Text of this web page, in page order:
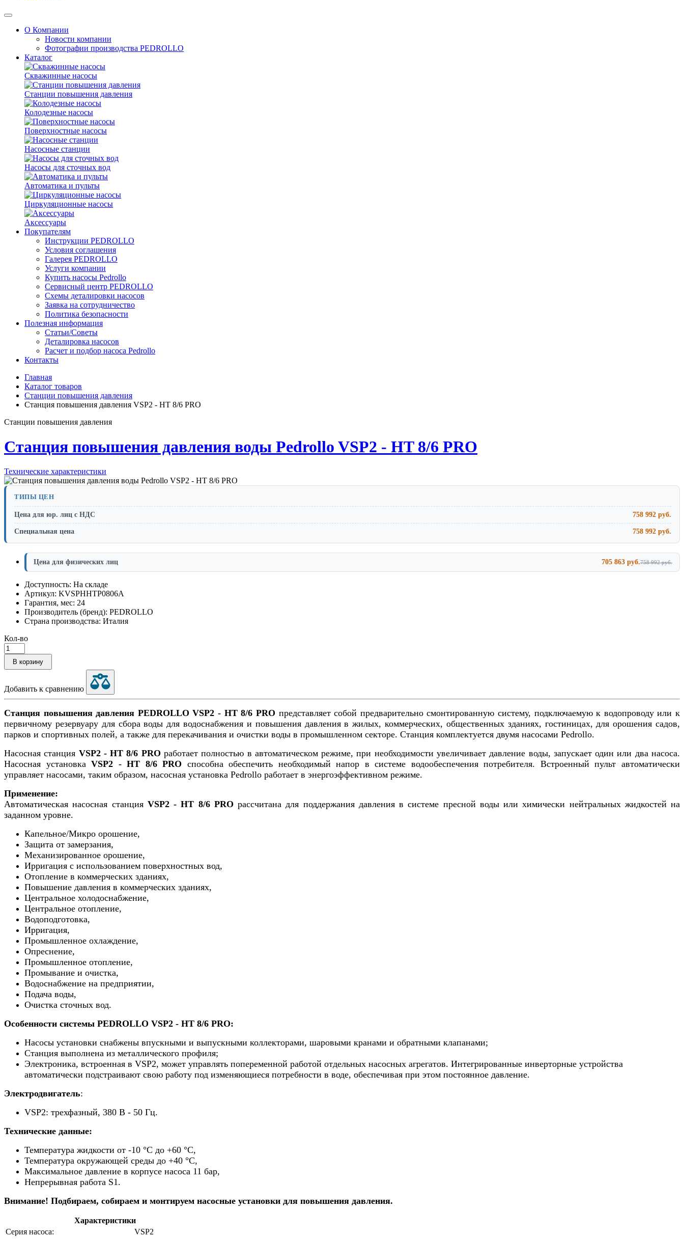
О Компании
Новости компании
Фотографии производства PEDROLLO
Каталог
Скважинные насосы
Станции повышения давления
Колодезные насосы
Поверхностные насосы
Насосные станции
Насосы для сточных вод
Автоматика и пульты
Циркуляционные насосы
Аксессуары
Покупателям
Инструкции PEDROLLO
Условия соглашения
Галерея PEDROLLO
Услуги компании
Купить насосы Pedrollo
Сервисный центр PEDROLLO
Схемы деталировки насосов
Заявка на сотрудничество
Политика безопасности
Полезная информация
Статьи/Советы
Деталировка насосов
Расчет и подбор насоса Pedrollo
Контакты
Главная
Каталог товаров
Станции повышения давления
Станция повышения давления VSP2 - HT 8/6 PRO
Станции повышения давления
Станция повышения давления воды Pedrollo VSP2 - HT 8/6 PRO
Технические характеристики
ТИПЫ ЦЕН
Цена для юр. лиц с НДС 758 992 руб.
Специальная цена 758 992 руб.
Цена для физических лиц 705 863 руб.758 992 руб.
Доступность: На складе
Артикул: KVSPHHTP0806A
Гарантия, мес: 24
Производитель (бренд): PEDROLLO
Страна производства: Италия
Кол-во
В корзину
Добавить к сравнению
Станция повышения давления PEDROLLO VSP2 - HT 8/6 PRO представляет собой предварительно смонтированную систему, подключаемую к водопроводу или к
первичному резервуару для сбора воды для водоснабжения и повышения давления в жилых, коммерческих, общественных зданиях, гостиницах, для орошения садов,
парков и спортивных полей, а также для перекачивания и очистки воды в промышленном секторе. Станция комплектуется двумя насосами Pedrollo.
Насосная станция VSP2 - HT 8/6 PRO работает полностью в автоматическом режиме, при необходимости увеличивает давление воды, запускает один или два насоса.
Насосная установкаVSP2 - HT 8/6 PRO способна обеспечить необходимый напор в системе водообеспечения потребителя. Встроенный пульт автоматически
управляет насосами, таким образом, насосная установка Pedrollo работает в энергоэффективном режиме.
Применение:
Автоматическая насосная станция VSP2 - HT 8/6 PRO рассчитана для поддержания давления в системе пресной воды или химически нейтральных жидкостей на
заданном уровне.
Капельное/Микро орошение,
Защита от замерзания,
Механизированное орошение,
Ирригация с использованием поверхностных вод,
Отопление в коммерческих зданиях,
Повышение давления в коммерческих зданиях,
Центральное холодоснабжение,
Центральное отопление,
Водоподготовка,
Ирригация,
Промышленное охлаждение,
Опреснение,
Промышленное отопление,
Промывание и очистка,
Водоснабжение на предприятии,
Подача воды,
Очистка сточных вод.
Особенности системы PEDROLLO VSP2 - HT 8/6 PRO:
Насосы установки снабжены впускными и выпускными коллекторами, шаровыми кранами и обратными клапанами;
Станция выполнена из металлического профиля;
Электроника, встроенная в VSP2, может управлять попеременной работой отдельных насосных агрегатов. Интегрированные инверторные устройства
автоматически подстраивают свою работу под изменяющиеся потребности в воде, обеспечивая при этом постоянное давление.
Электродвигатель:
VSP2: трехфазный, 380 В - 50 Гц.
Технические данные:
Температура жидкости от -10 °C до +60 °C,
Температура окружающей среды до +40 °C,
Максимальное давление в корпусе насоса 11 бар,
Непрерывная работа S1.
Внимание! Подбираем, собираем и монтируем насосные установки для повышения давления.
Характеристики
Серия насоса:
VSP2